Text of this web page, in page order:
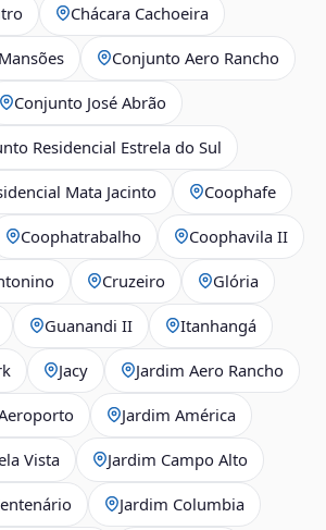
Chácara Cachoeira
Conjunto Aero Rancho
Conjunto José Abrão
Residencial Estrela do Sul
Mata Jacinto Coophafe
Coophatrabalho Coophavila II
Cruzeiro Glória
Guanandi II Itanhangá
Jacy Jardim Aero Rancho
Jardim América
Vista Jardim Campo Alto
Jardim Columbia